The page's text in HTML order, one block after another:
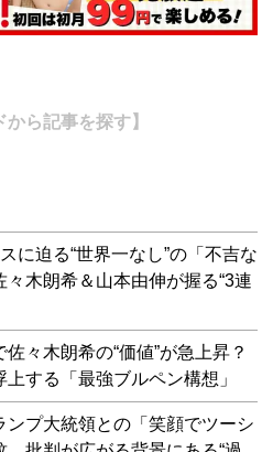
から記事を探す】
に迫る“世界一なし”の「不吉な
木朗希＆山本由伸が握る“3連
々木朗希の“価値”が急上昇？
上する「最強ブルペン構想」
ンプ大統領との「笑顔でツーシ